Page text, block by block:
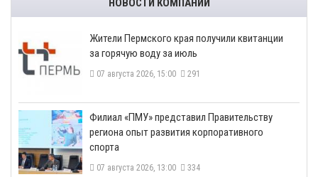
​Жители Пермского края получили квитанции
за горячую воду за июль
07 августа 2026, 15:00 291
​Филиал «ПМУ» представил Правительству
региона опыт развития корпоративного
спорта
07 августа 2026, 13:00 334